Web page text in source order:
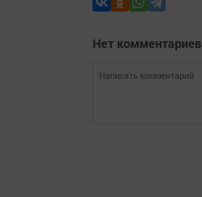
Нет комментариев